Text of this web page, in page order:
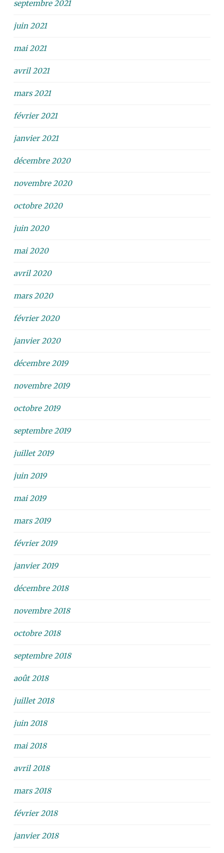
septembre 2021
juin 2021
mai 2021
avril 2021
mars 2021
février 2021
janvier 2021
décembre 2020
novembre 2020
octobre 2020
juin 2020
mai 2020
avril 2020
mars 2020
février 2020
janvier 2020
décembre 2019
novembre 2019
octobre 2019
septembre 2019
juillet 2019
juin 2019
mai 2019
mars 2019
février 2019
janvier 2019
décembre 2018
novembre 2018
octobre 2018
septembre 2018
août 2018
juillet 2018
juin 2018
mai 2018
avril 2018
mars 2018
février 2018
janvier 2018